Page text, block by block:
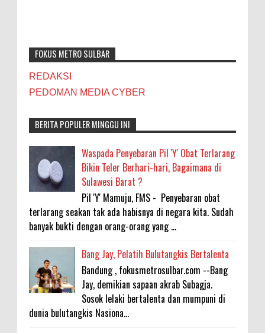
FOKUS METRO SULBAR
REDAKSI
PEDOMAN MEDIA CYBER
BERITA POPULER MINGGU INI
Waspada Penyebaran Pil 'Y' Obat Terlarang
Bikin Teler Berhari-hari, Bagaimana di
Sulawesi Barat ?
Pil 'Y' Mamuju, FMS - Penyebaran obat
terlarang seakan tak ada habisnya di negara kita. Sudah
banyak bukti dengan orang-orang yang ...
Bang Jay, Pelatih Bulutangkis Bertalenta
Bandung , fokusmetrosulbar.com --Bang
Jay, demikian sapaan akrab Subagja.
Sosok lelaki bertalenta dan mumpuni di
dunia bulutangkis Nasiona...